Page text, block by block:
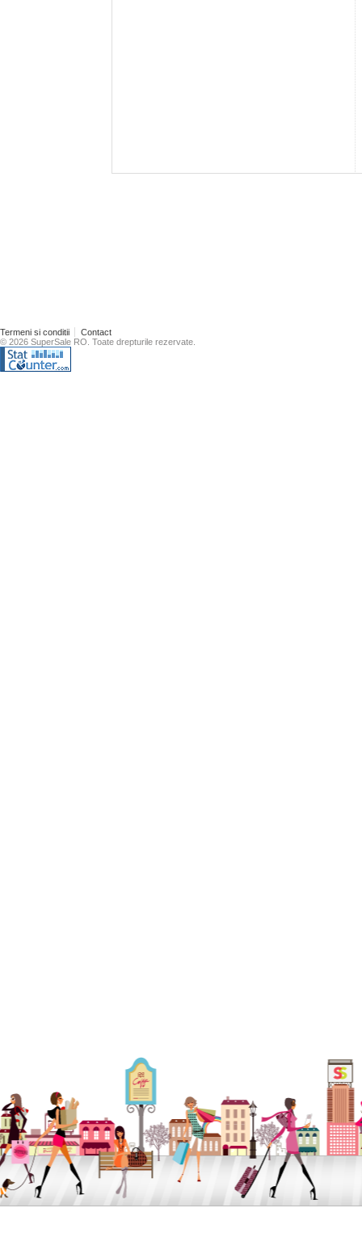
Termeni si conditii
Contact
© 2026 SuperSale RO. Toate drepturile rezervate.